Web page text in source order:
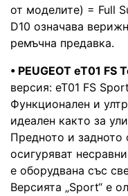
от моделите) = Full
D10 означава
ремъчна предавка.
• PEUGEOT eT01 FS
версия: eT01 FS
Функционален и
идеален както за
Предното и задното
осигуряват
е оборудвана със
Версията „Sport“ е